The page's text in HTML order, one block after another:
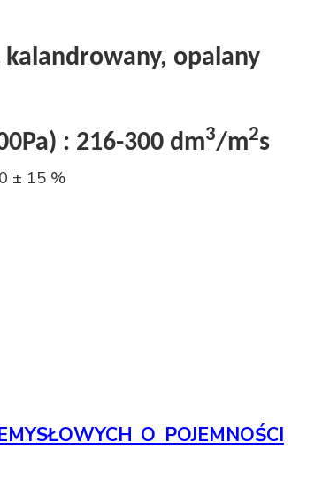
opalany
: 216-300 dm3/m2s
± 15 %
O POJEMNOŚCI